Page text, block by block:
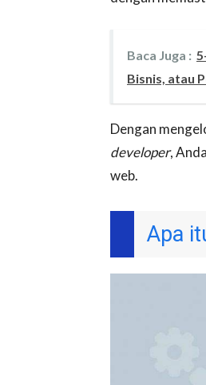
Baca Juga :
Bisnis, atau
Dengan
developer,
web.
Apa